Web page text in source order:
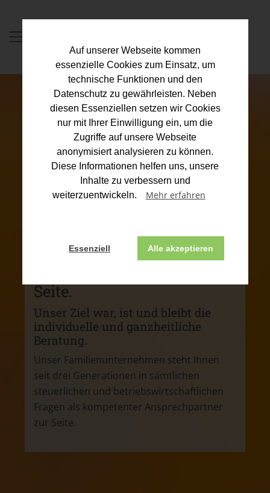
Auf unserer Webseite kommen
essenzielle Cookies zum Einsatz, um
technische Funktionen und den
Datenschutz zu gewährleisten. Neben
diesen Essenziellen setzen wir Cookies
nur mit Ihrer Einwilligung ein, um die
Zugriffe auf unsere Webseite
anonymisiert analysieren zu können.
Diese Informationen helfen uns, unsere
Inhalte zu verbessern und
weiterzuentwickeln.
Mehr erfahren
Essenziell Alle akzeptieren
Seit drei Generationen der
Seite.
Unser Ziel war, ist und bleibt die
individuelle und ganzheitliche
Beratung.
Unser Familienunternehmen steht Ihnen
seit drei Generationen in sämtlichen
steuerlichen und betriebswirtschaftlichen
Fragen als kompetenter Ansprechpartner
zur Seite.